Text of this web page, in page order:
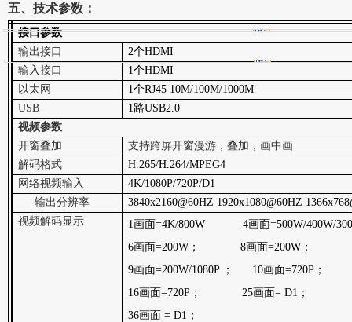
五、技术参数：
接口参数
输出接口
2个HDMI
输入接口
1个HDMI
以太网
1个RJ45 10M/100M/1000M
USB
1路USB2.0
视频参数
开窗叠加
支持跨屏开窗漫游，叠加，画中画
解码格式
H.265/H.264/MPEG4
网络视频输入
4K/1080P/720P/D1
输出分辨率
3840x2160@60HZ 1920x1080@60HZ
视频解码显示
1画面=4K/800W 4画面=500W/400W/
6画面=200W； 8画面=200W；
9画面=200W/1080P ； 10画面=720P；
16画面=720P ； 25画面= D1
36画面 = D1；